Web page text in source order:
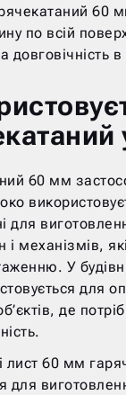
60
по всій
довговічність в
60 мм
для
механізмів,
У
для
де
лист 60 мм
для